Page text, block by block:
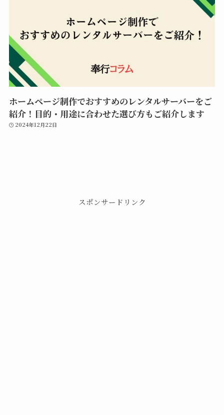
ホームページ制作でおすすめのレンタルサーバーをご
紹介！目的・用途に合わせた選び方もご紹介します
2024年12月22日
スポンサードリンク